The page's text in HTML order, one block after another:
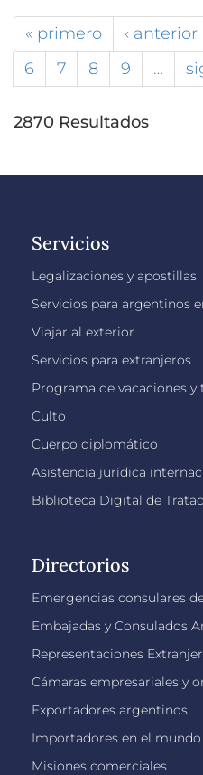
« primero ‹ anterior
6
7 8 9 …
2870 Resultados
Servicios
Legalizaciones y apostillas
Servicios para argentinos
Viajar al exterior
Servicios para extranjeros
Programa de vacaciones y
Culto
Cuerpo diplomático
Asistencia jurídica
Biblioteca Digital de
Directorios
Emergencias consulares
Embajadas y Consulados
Representaciones
Cámaras empresariales y
Exportadores argentinos
Importadores en el mundo
Misiones comerciales